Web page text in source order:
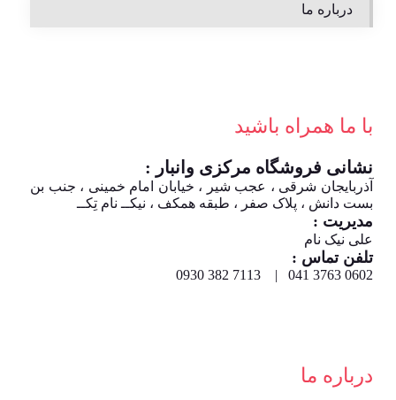
درباره ما
با ما همراه باشید
نشانی فروشگاه مرکزی وانبار :
آذربایجان شرقی ، عجب شیر ، خیابان امام خمینی ، جنب بن
بست دانش ، پلاک صفر ، طبقه همکف ، نیکــ نام تِکــ
مدیریت :
علی نیک نام
تلفن تماس :
0602 3763 041 | 7113 382 0930
درباره ما